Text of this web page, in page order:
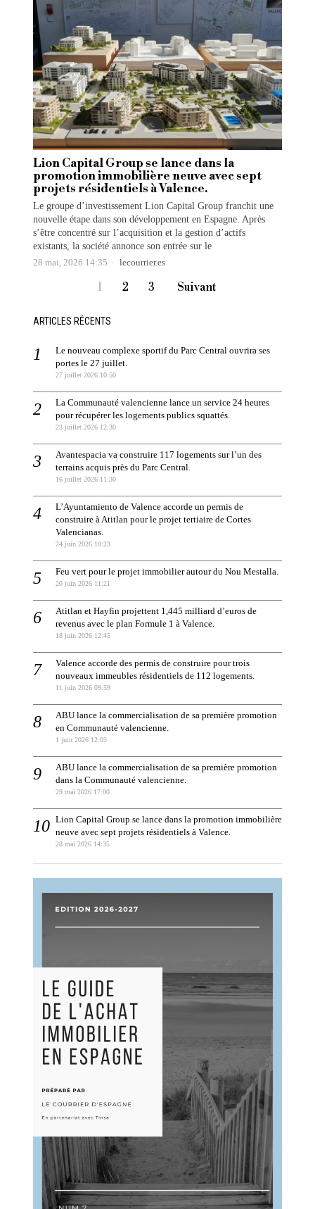
Lion Capital Group se lance dans la
promotion immobilière neuve avec sept
projets résidentiels à Valence.
Le groupe d’investissement Lion Capital Group franchit une
nouvelle étape dans son développement en Espagne. Après
s’être concentré sur l’acquisition et la gestion d’actifs
existants, la société annonce son entrée sur le
28 mai, 2026 14:35 lecourrier.es
1 2 3 Suivant
ARTICLES RÉCENTS
Le nouveau complexe sportif du Parc Central ouvrira ses
portes le 27 juillet.
27 juillet 2026 10:50
La Communauté valencienne lance un service 24 heures
pour récupérer les logements publics squattés.
23 juillet 2026 12:30
Avantespacia va construire 117 logements sur l’un des
terrains acquis près du Parc Central.
16 juillet 2026 11:30
L’Ayuntamiento de Valence accorde un permis de
construire à Atitlan pour le projet tertiaire de Cortes
Valencianas.
24 juin 2026 10:23
Feu vert pour le projet immobilier autour du Nou Mestalla.
20 juin 2026 11:21
Atitlan et Hayfin projettent 1,445 milliard d’euros de
revenus avec le plan Formule 1 à Valence.
18 juin 2026 12:45
Valence accorde des permis de construire pour trois
nouveaux immeubles résidentiels de 112 logements.
11 juin 2026 09:59
ABU lance la commercialisation de sa première promotion
en Communauté valencienne.
1 juin 2026 12:03
ABU lance la commercialisation de sa première promotion
dans la Communauté valencienne.
29 mai 2026 17:00
Lion Capital Group se lance dans la promotion immobilière
neuve avec sept projets résidentiels à Valence.
28 mai 2026 14:35